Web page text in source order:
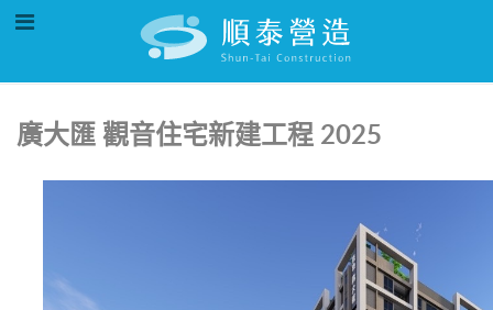
廣大匯 觀音住宅新建工程 2025